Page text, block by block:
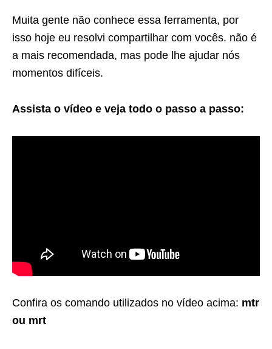
Muita gente não conhece essa ferramenta, por
isso hoje eu resolvi compartilhar com vocês. não é
a mais recomendada, mas pode lhe ajudar nós
momentos difíceis.
Assista o vídeo e veja todo o passo a passo:
Confira os comando utilizados no vídeo acima: mtr
ou mrt